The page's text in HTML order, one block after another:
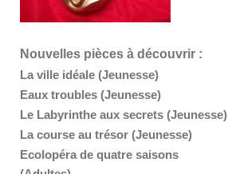
Nouvelles pièces à découvrir :
La ville idéale (Jeunesse)
Eaux troubles (Jeunesse)
Le Labyrinthe aux secrets (Jeunesse)
La course au trésor (Jeunesse)
Ecolopéra de quatre saisons